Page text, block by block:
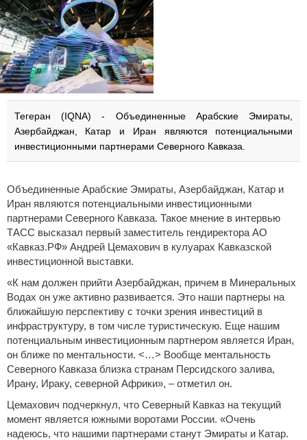
Тегеран (IQNA) - Объединенные Арабские Эмираты,
Азербайджан, Катар и Иран являются потенциальными
инвестиционными партнерами Северного Кавказа.
Объединенные Арабские Эмираты, Азербайджан, Катар и
Иран являются потенциальными инвестиционными
партнерами Северного Кавказа. Такое мнение в интервью
ТАСС высказал первый заместитель гендиректора АО
«Кавказ.РФ» Андрей Цемахович в кулуарах Кавказской
инвестиционной выставки.
«К нам должен прийти Азербайджан, причем в Минеральных
Водах он уже активно развивается. Это наши партнеры на
ближайшую перспективу с точки зрения инвестиций в
инфраструктуру, в том числе туристическую. Еще нашим
потенциальным инвестиционным партнером является Иран,
он ближе по ментальности. <…> Вообще ментальность
Северного Кавказа близка странам Персидского залива,
Ирану, Ираку, северной Африки», – отметил он.
Цемахович подчеркнул, что Северный Кавказ на текущий
момент является южными воротами России. «Очень
надеюсь, что нашими партнерами станут Эмираты и Катар.